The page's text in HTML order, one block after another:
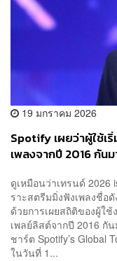
19 มกราคม 2026
Spotify เผยว่าผู้ใช้เ
เพลงจากปี 2016 กัน
ดูเหมือนว่าเทรนด์ 2026
ราะสตรีมมิ่งฟังเพลงชื่อดั
ด้วยการเผยสถิติของผู้ใ
เพลย์ลิสต์จากปี 2016 กั
ชาร์ต Spotify’s
ในวันที่ 1...